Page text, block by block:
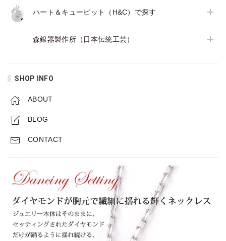
ハート＆キューピット（H&C）で探す
森銀器製作所（日本伝統工芸）
SHOP INFO
ABOUT
BLOG
CONTACT